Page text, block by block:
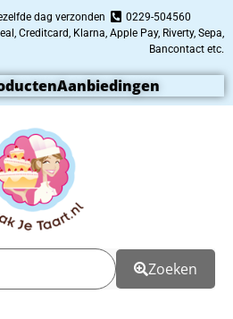
dag verzonden
0229-504560
Creditcard, Klarna, Apple Pay, Riverty, Sepa,
Bancontact etc.
Aanbiedingen
Zoeken